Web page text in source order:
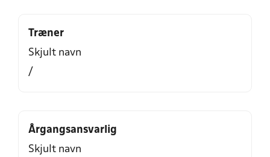
Træner
Skjult navn
/
Årgangsansvarlig
Skjult navn